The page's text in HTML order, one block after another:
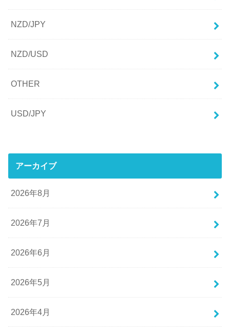
NZD/JPY
NZD/USD
OTHER
USD/JPY
アーカイブ
2026年8月
2026年7月
2026年6月
2026年5月
2026年4月